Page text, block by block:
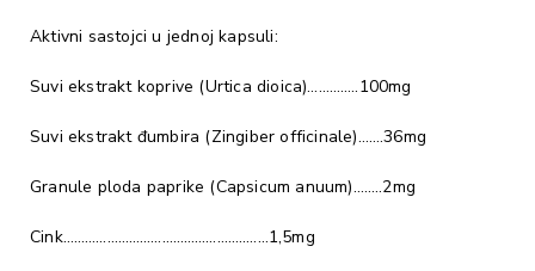
Aktivni sastojci u jednoj kapsuli:
Suvi ekstrakt koprive (Urtica dioica)…………..100mg
Suvi ekstrakt đumbira (Zingiber officinale)…….36mg
Granule ploda paprike (Capsicum anuum)……..2mg
Cink…………………………………………..……1,5mg